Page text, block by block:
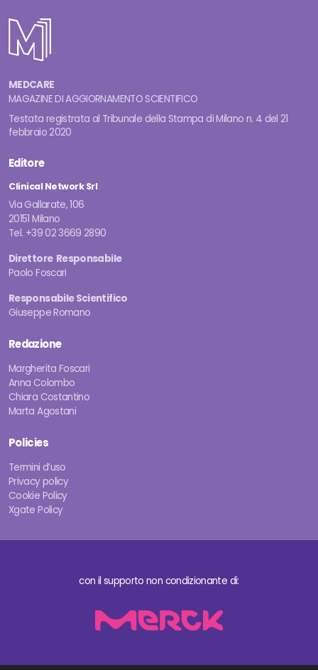
MEDCARE
MAGAZINE DI AGGIORNAMENTO SCIENTIFICO
Testata registrata al Tribunale della Stampa di Milano n. 4 del 21
febbraio 2020
Editore
Clinical Network Srl
Via Gallarate, 106
20151 Milano
Tel. +39 02 3669 2890
Direttore Responsabile
Paolo Foscari
Responsabile Scientifico
Giuseppe Romano
Redazione
Margherita Foscari
Anna Colombo
Chiara Costantino
Marta Agostani
Policies
Termini d’uso
Privacy policy
Cookie Policy
Xgate Policy
con il supporto non condizionante di: